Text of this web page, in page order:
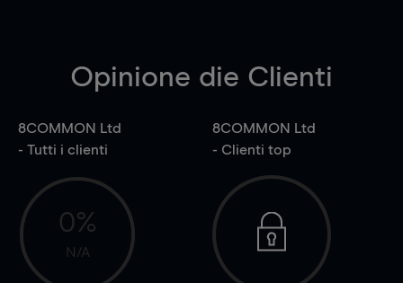
Opinione die Clienti
8COMMON Ltd
- Tutti i clienti
0%
N/A
8COMMON Ltd
- Clienti top